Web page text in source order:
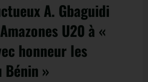
A. Gbaguidi
U20 à «
honneur les
»